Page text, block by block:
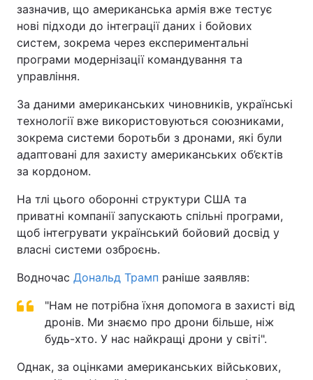
зазначив, що американська армія вже тестує
нові підходи до інтеграції даних і бойових
систем, зокрема через експериментальні
програми модернізації командування та
управління.
За даними американських чиновників, українські
технології вже використовуються союзниками,
зокрема системи боротьби з дронами, які були
адаптовані для захисту американських об’єктів
за кордоном.
На тлі цього оборонні структури США та
приватні компанії запускають спільні програми,
щоб інтегрувати український бойовий досвід у
власні системи озброєнь.
Водночас Дональд Трамп раніше заявляв:
"Нам не потрібна їхня допомога в захисті від
дронів. Ми знаємо про дрони більше, ніж
будь-хто. У нас найкращі дрони у світі".
Однак, за оцінками американських військових,